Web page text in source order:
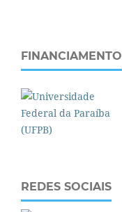
FINANCIAMENTO
REDES SOCIAIS